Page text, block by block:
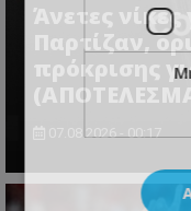
Άνετες
Παρτίζαν,
πρόκρισης
07.08.2026 - 00:17